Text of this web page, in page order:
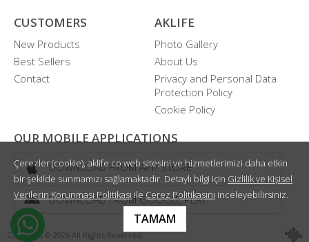
Çerezler (cookie), aklife.co web sitesini ve hizmetlerimizi daha etkin
bir şekilde sunmamızı sağlamaktadır. Detaylı bilgi için Gizlilik ve Kişisel
Verilerin Korunması Politikası ileÇerez Politikasını inceleyebilirsiniz.
TAMAM
CUSTOMERS
New Products
Best Sellers
Contact
AKLIFE
Photo Gallery
About Us
Privacy and Personal Data
Protection Policy
Cookie Policy
OUR MOBILE APPLICATIONS
DOWNLOAD FROM APP STORE
DOWNLOAD FROM GOOGLE PLAY
Copyright © 2026 All Rights Reserved.